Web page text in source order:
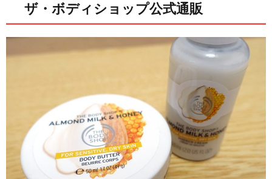
ザ・ボディショップ公式通販